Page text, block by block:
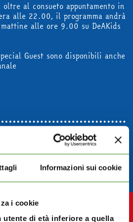
Informazioni sui cookie
i cookie
utente di età inferiore a quella
Instagram
Twitter
al consueto appuntamento in
alle 22.00, il programma andrà
alle ore 9.00 su DeAKids
Guest sono disponibili anche